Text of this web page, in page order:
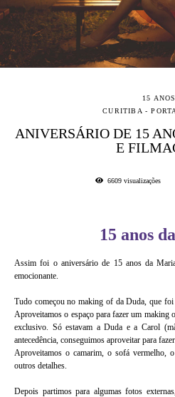
15 ANOS
CURITIBA -
ANIVERSÁRIO DE 15
E
6609 visualizações
15 anos
Assim foi o aniversário de 15 anos da
emocionante.
Tudo começou no making of da Duda, que
Aproveitamos o espaço para fazer um making
exclusivo. Só estavam a Duda e a Carol
antecedência, conseguimos aproveitar para
Aproveitamos o camarim, o sofá vermelho,
outros detalhes.
Depois partimos para algumas fotos